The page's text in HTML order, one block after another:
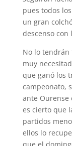
pues todos
un gran
descenso con
No lo
muy
que ganó los
campeonato,
ante Ourense
es cierto que
partidos
ellos lo